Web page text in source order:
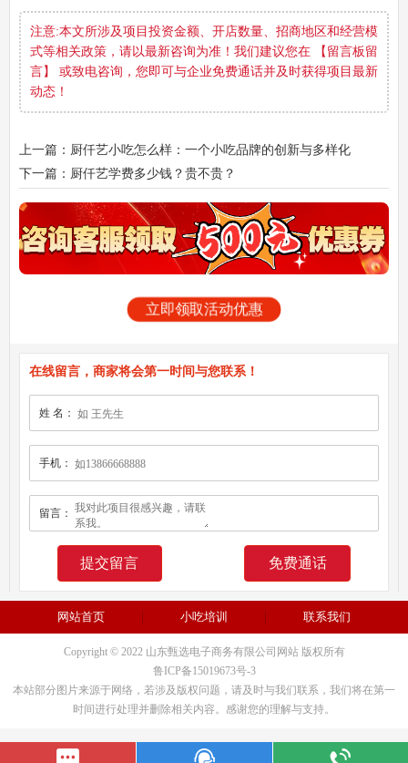
注意:本文所涉及项目投资金额、开店数量、招商地区和经营模
式等相关政策，请以最新咨询为准！我们建议您在 【留言板留
言】 或致电咨询，您即可与企业免费通话并及时获得项目最新
动态！
上一篇：厨仟艺小吃怎么样：一个小吃品牌的创新与多样化
下一篇：厨仟艺学费多少钱？贵不贵？
立即领取活动优惠
在线留言，商家将会第一时间与您联系！
姓 名：
手机：
留言：
免费通话
网站首页 小吃培训 联系我们
Copyright © 2022 山东甄选电子商务有限公司网站 版权所有
鲁ICP备15019673号-3
本站部分图片来源于网络，若涉及版权问题，请及时与我们联系，我们将在第一
时间进行处理并删除相关内容。感谢您的理解与支持。